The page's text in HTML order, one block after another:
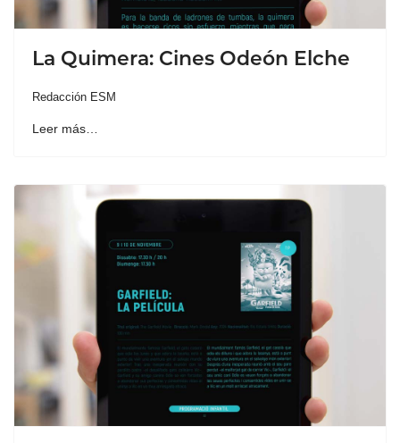
La Quimera: Cines Odeón Elche
Redacción ESM
Leer más…